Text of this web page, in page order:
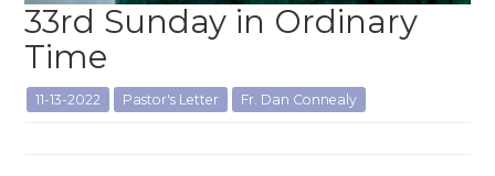
33rd Sunday in Ordinary
Time
11-13-2022 Pastor's Letter Fr. Dan Connealy